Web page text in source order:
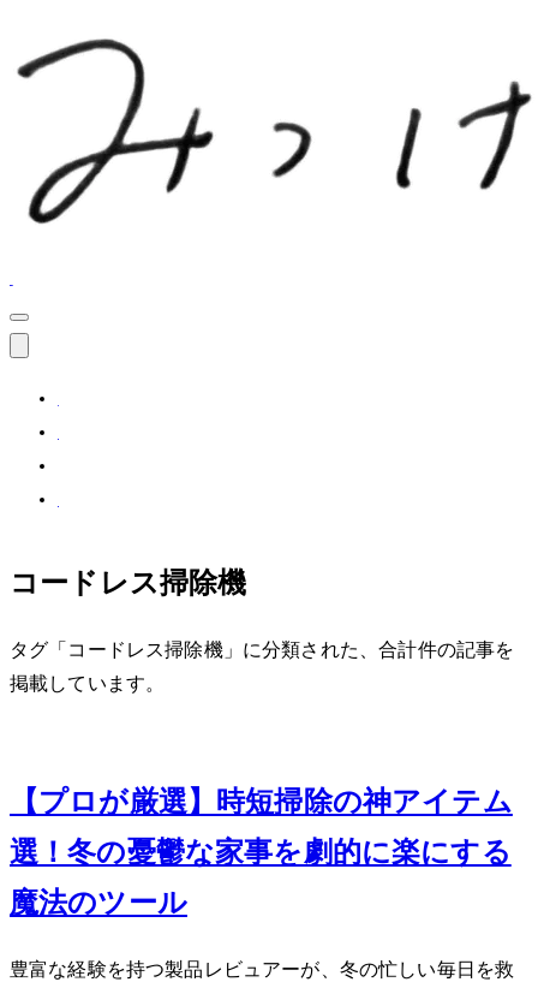
コードレス掃除機
タグ「コードレス掃除機」に分類された、合計 1 件の記事を
掲載しています。
【プロが厳選】時短掃除の神アイテム5
選！冬の憂鬱な家事を劇的に楽にする
魔法のツール
豊富な経験を持つ製品レビュアーが、冬の忙しい毎日を救